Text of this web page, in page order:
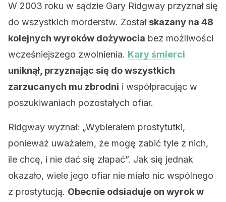
W 2003 roku w sądzie Gary Ridgway przyznał się
do wszystkich morderstw. Został skazany na 48
kolejnych wyroków dożywocia bez możliwości
wcześniejszego zwolnienia. Kary śmierci
uniknął, przyznając się do wszystkich
zarzucanych mu zbrodni i współpracując w
poszukiwaniach pozostałych ofiar.
Ridgway wyznał: „Wybierałem prostytutki,
ponieważ uważałem, że mogę zabić tyle z nich,
ile chcę, i nie dać się złapać”. Jak się jednak
okazało, wiele jego ofiar nie miało nic wspólnego
z prostytucją. Obecnie odsiaduje on wyrok w